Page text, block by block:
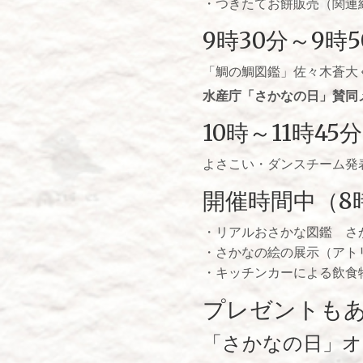
9時30分～9時
「鯛の鯛図鑑」佐々木蒼
水産庁「さかなの日」賛
10時～11時45分
よさこい・ダンスチーム
開催時間中（8
・リアルおさかな図鑑 さ
・さかなの絵の展示（ア
・キッチンカーによる飲
プレゼントも
「さかなの日」